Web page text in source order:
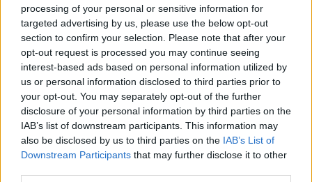
processing of your personal or sensitive information for
targeted advertising by us, please use the below opt-out
section to confirm your selection. Please note that after your
opt-out request is processed you may continue seeing
interest-based ads based on personal information utilized by
us or personal information disclosed to third parties prior to
your opt-out. You may separately opt-out of the further
disclosure of your personal information by third parties on the
IAB’s list of downstream participants. This information may
also be disclosed by us to third parties on the IAB’s List of
Downstream Participants that may further disclose it to other
Kriminalai
Nelaukti svečiai išėjo ne
tik su „lauktuvėmis“: į
nakties tamsą išsivedė ir
merginą(3)
Kriminalai
Negrįžo iš Jūros šventės:
artimieji laukė dvi
savaites